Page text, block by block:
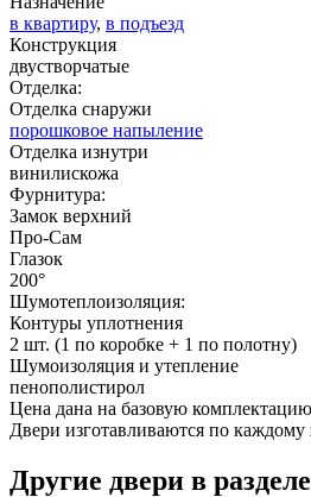
в квартиру, в подъезд
Конструкция
двустворчатые
Отделка:
Отделка снаружи
порошковое напыление
Отделка изнутри
винилискожа
Фурнитура:
Замок верхний
Про-Сам
Глазок
200°
Шумотеплоизоляция:
Контуры уплотнения
2 шт. (1 по коробке + 1 по полотну)
Шумоизоляция и утепление
пенополистирол
Цена дана на базовую
Двери изготавливаются по каждому
Другие двери в разделе